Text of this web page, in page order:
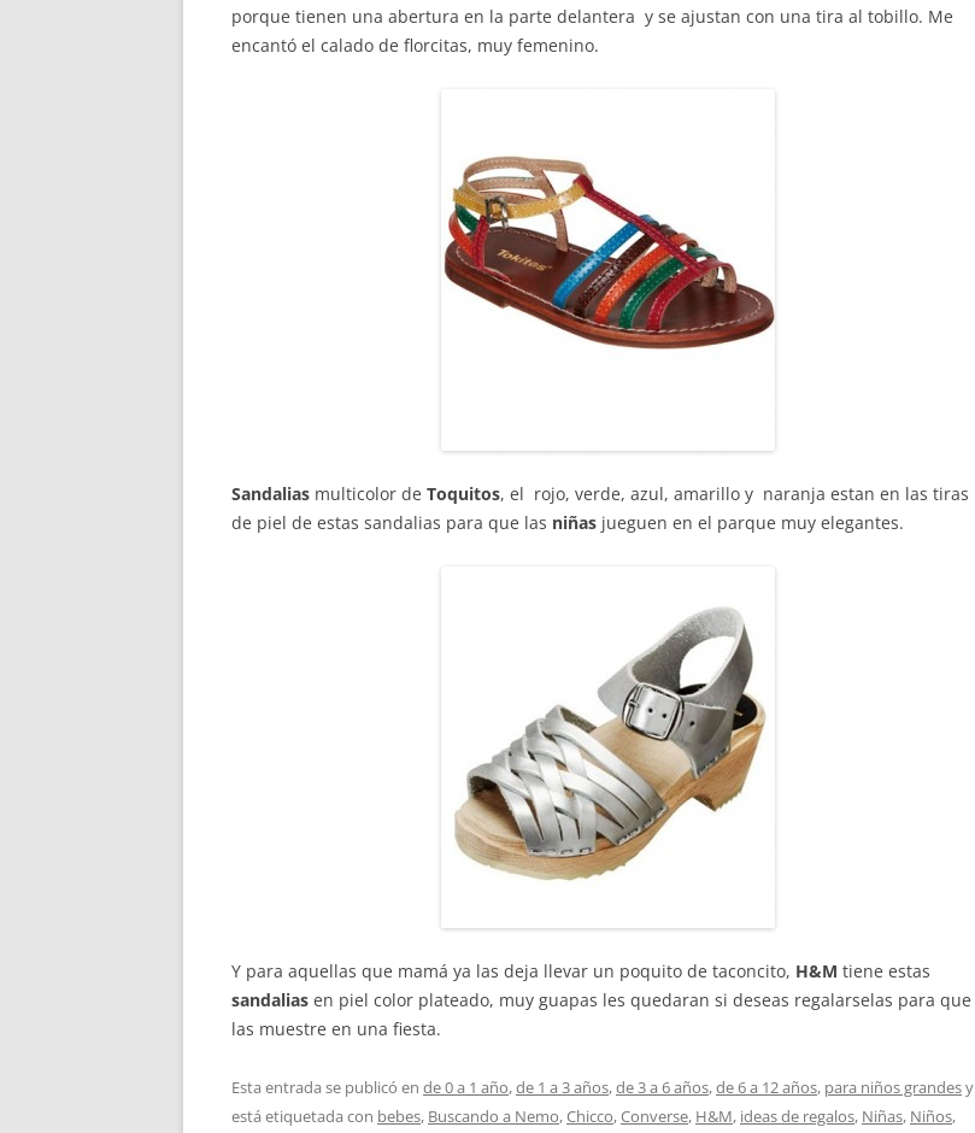
porque tienen una abertura en la parte delantera y se ajustan con una tira al tobillo. Me
encantó el calado de florcitas, muy femenino.
Sandalias multicolor de Toquitos, el rojo, verde, azul, amarillo y naranja estan en las tiras
de piel de estas sandalias para que las niñas jueguen en el parque muy elegantes.
Y para aquellas que mamá ya las deja llevar un poquito de taconcito, H&M tiene estas
sandalias en piel color plateado, muy guapas les quedaran si deseas regalarselas para que
las muestre en una fiesta.
Esta entrada se publicó en de 0 a 1 año,de 1 a 3 años,de 3 a 6 años,de 6 a 12 años, para niños grandesy
está etiquetada con bebes, Buscando a Nemo,Chicco,Converse, H&M, ideas de regalos, Niñas, Niños,